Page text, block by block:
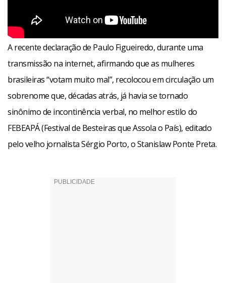
A recente declaração de Paulo Figueiredo, durante uma
transmissão na internet, afirmando que as mulheres
brasileiras “votam muito mal”, recolocou em circulação um
sobrenome que, décadas atrás, já havia se tornado
sinônimo de incontinência verbal, no melhor estilo do
FEBEAPÁ (Festival de Besteiras que Assola o País), editado
pelo velho jornalista Sérgio Porto, o Stanislaw Ponte Preta.